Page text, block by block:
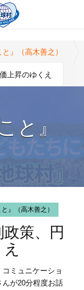
と』（高木善之）
上昇のゆくえ
と』
と』（高木善之）
策、円
ミュニケーショ
が20分程度お話